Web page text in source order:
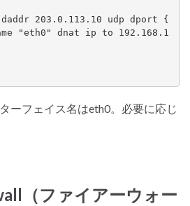
"eth0" dnat ip to 192.168.1
ーフェイス名はeth0。必要に応じ
（ファイアーウォー